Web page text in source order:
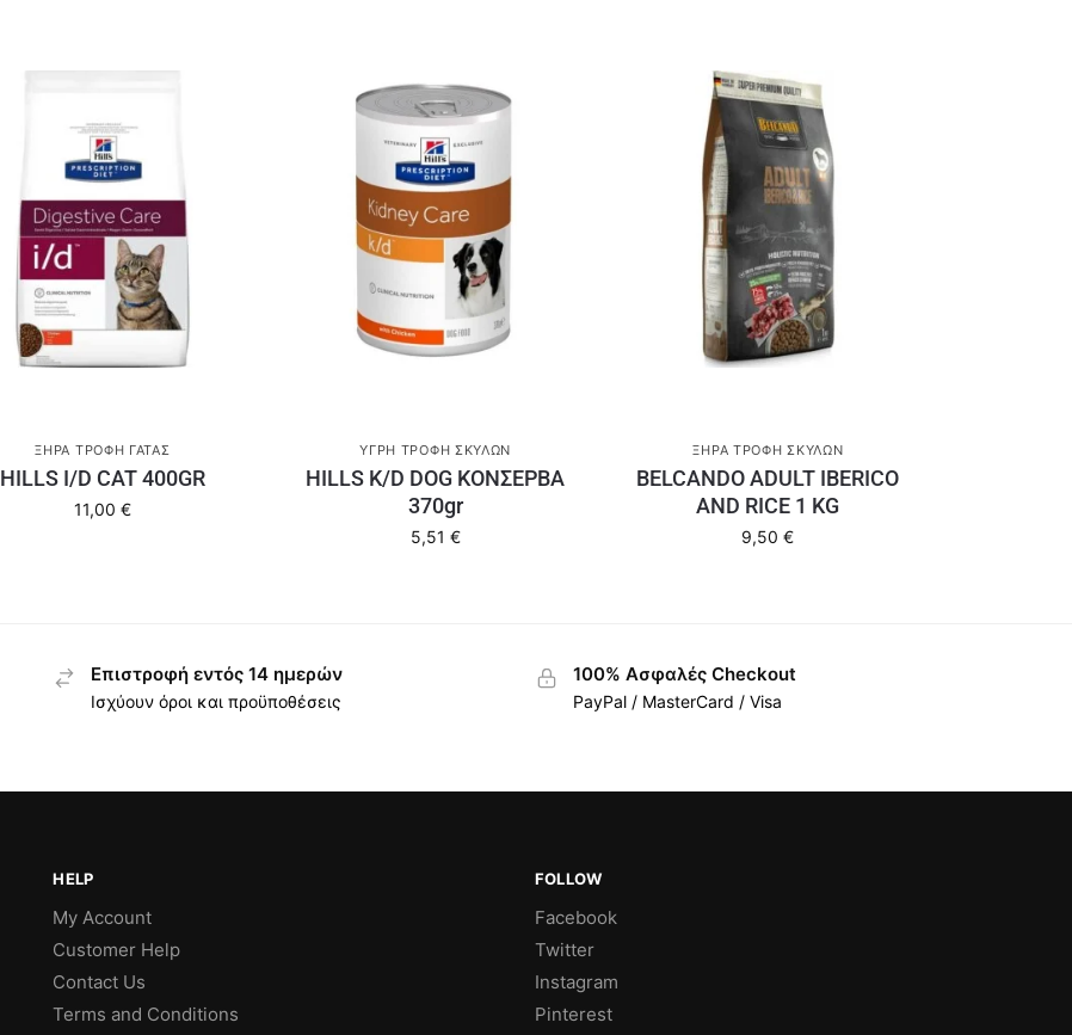
ΞΗΡΆ ΤΡΟΦΉ ΓΆΤΑΣ
HILLS I/D CAT 400GR
11,00 €
ΥΓΡΉ ΤΡΟΦΉ ΣΚΎΛΩΝ
HILLS K/D DOG ΚΟΝΣΕΡΒΑ
370gr
5,51 €
ΞΗΡΆ ΤΡΟΦΉ ΣΚΎΛΩΝ
BELCANDO ADULT IBERICO
AND RICE 1 KG
9,50€
Επιστροφή εντός 14 ημερών
Ισχύουν όροι και προϋποθέσεις
100% Ασφαλές Checkout
PayPal / MasterCard / Visa
HELP
My Account
Customer Help
Contact Us
Terms and Conditions
FOLLOW
Facebook
Twitter
Instagram
Pinterest